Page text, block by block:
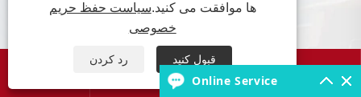
محصولات جدید

ها موافقت می کنید.سیاست حفظ حریم
خصوصی
رد کردن قبول کنید
Online Service